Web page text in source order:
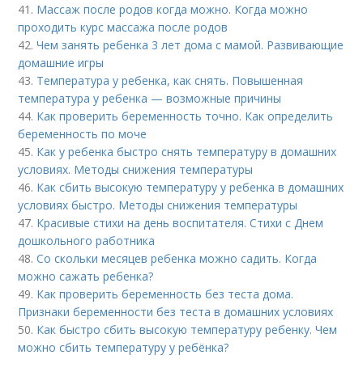
41. Массаж после родов когда можно. Когда можно
проходить курс массажа после родов
42.Чем занять ребенка 3 лет дома с мамой. Развивающие
домашние игры
43. Температура у ребенка, как снять. Повышенная
температура у ребенка — возможные причины
44. Как проверить беременность точно. Как определить
беременность по моче
45. Как у ребенка быстро снять температуру в домашних
условиях. Методы снижения температуры
46. Как сбить высокую температуру у ребенка в домашних
условиях быстро. Методы снижения температуры
47. Красивые стихи на день воспитателя. Стихи с Днем
дошкольного работника
48.Со скольки месяцев ребенка можно садить. Когда
можно сажать ребенка?
49. Как проверить беременность без теста дома.
Признаки беременности без теста в домашних условиях
50. Как быстро сбить высокую температуру ребенку. Чем
можно сбить температуру у ребёнка?